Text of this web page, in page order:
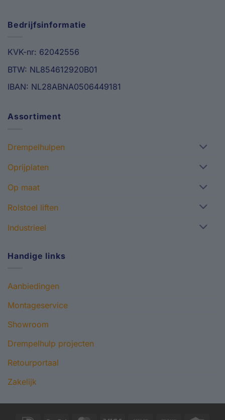
Bedrijfsinformatie
KVK-nr: 62042556
BTW: NL854612920B01
IBAN: NL28ABNA0506449181
Assortiment
Drempelhulpen
Oprijplaten
Op maat
Rolstoel liften
Industrieel
Handige links
Aanbiedingen
Montageservice
Showroom
Drempelhulp projecten
Retourportaal
Zakelijk